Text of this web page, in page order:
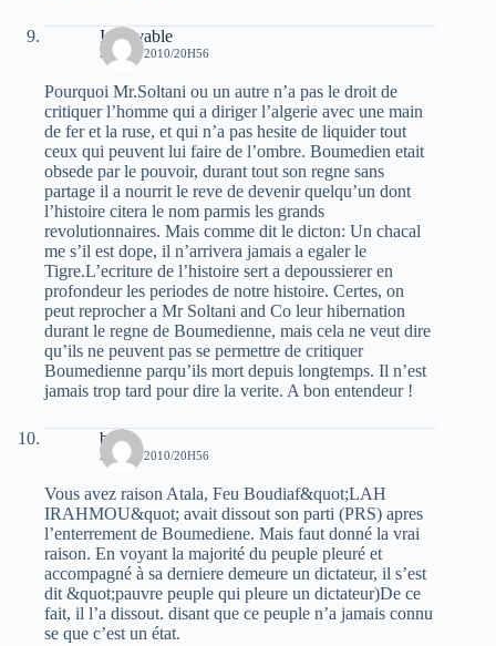
Increvable
28 MAI 2010/20H56
Pourquoi Mr.Soltani ou un autre n’a pas le droit de
critiquer l’homme qui a diriger l’algerie avec une main
de fer et la ruse, et qui n’a pas hesite de liquider tout
ceux qui peuvent lui faire de l’ombre. Boumedien etait
obsede par le pouvoir, durant tout son regne sans
partage il a nourrit le reve de devenir quelqu’un dont
l’histoire citera le nom parmis les grands
revolutionnaires. Mais comme dit le dicton: Un chacal
me s’il est dope, il n’arrivera jamais a egaler le
Tigre.L’ecriture de l’histoire sert a depoussierer en
profondeur les periodes de notre histoire. Certes, on
peut reprocher a Mr Soltani and Co leur hibernation
durant le regne de Boumedienne, mais cela ne veut dire
qu’ils ne peuvent pas se permettre de critiquer
Boumedienne parqu’ils mort depuis longtemps. Il n’est
jamais trop tard pour dire la verite. A bon entendeur !
bert
28 MAI 2010/20H56
Vous avez raison Atala, Feu Boudiaf&quot;LAH
IRAHMOU&quot; avait dissout son parti (PRS) apres
l’enterrement de Boumediene. Mais faut donné la vrai
raison. En voyant la majorité du peuple pleuré et
accompagné à sa derniere demeure un dictateur, il s’est
dit &quot;pauvre peuple qui pleure un dictateur)De ce
fait, il l’a dissout. disant que ce peuple n’a jamais connu
se que c’est un état.